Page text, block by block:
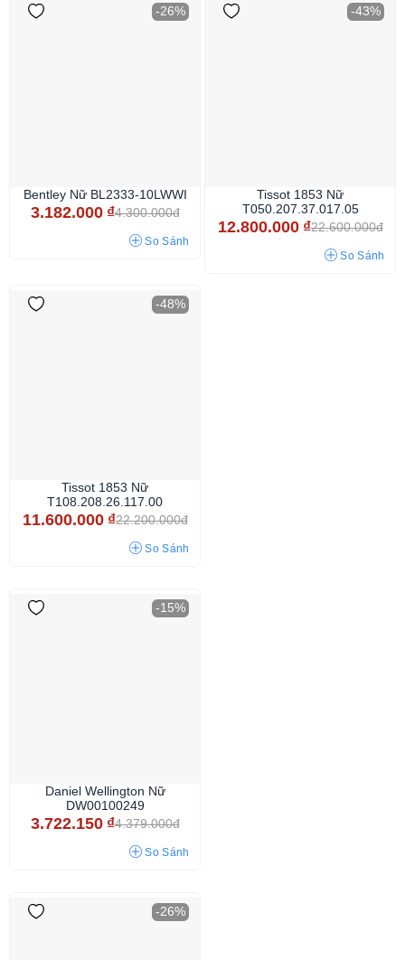
-26%
Bentley Nữ BL2333-10LWWI
3.182.000 ₫4.300.000đ
So Sánh
-43%
Tissot 1853 Nữ
T050.207.37.017.05
12.800.000 ₫22.600.000đ
So Sánh
-48%
Tissot 1853 Nữ
T108.208.26.117.00
11.600.000 ₫22.200.000đ
So Sánh
-15%
Daniel Wellington Nữ
DW00100249
3.722.150 ₫4.379.000đ
So Sánh
-26%